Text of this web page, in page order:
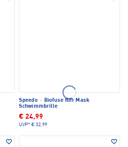
Speedo · Biofuse Rift Mask
Schwimmbrille
€ 24,99
UVP* € 32,99